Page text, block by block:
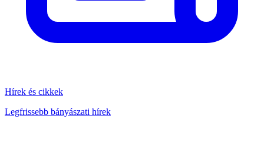
Hírek és cikkek
Legfrissebb bányászati hírek